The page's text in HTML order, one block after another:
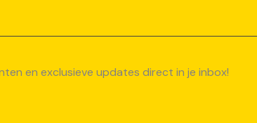
en exclusieve updates direct in je inbox!